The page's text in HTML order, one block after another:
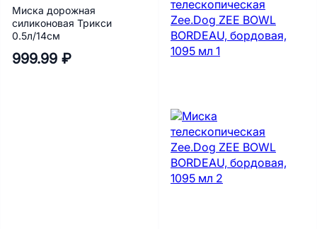
Миска дорожная
силиконовая Трикси
0.5л/14см
999.99 ₽